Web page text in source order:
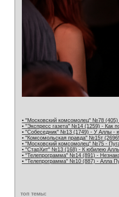
• "Московский комсомолец" №78 (405)
• "Экспресс газета" №14 (1259) - Как
• "Собеседник" №13 (1749) - У Аллы -
• "Комсомольская правда" №15т
• "Московский комсомолец" №75 -
• "СтарХит" №13 (168) - К юбилею
• "Телепрограмма" №14 (891) -
• "Телепрограмма" №10 (887) - Алла
топ темы: